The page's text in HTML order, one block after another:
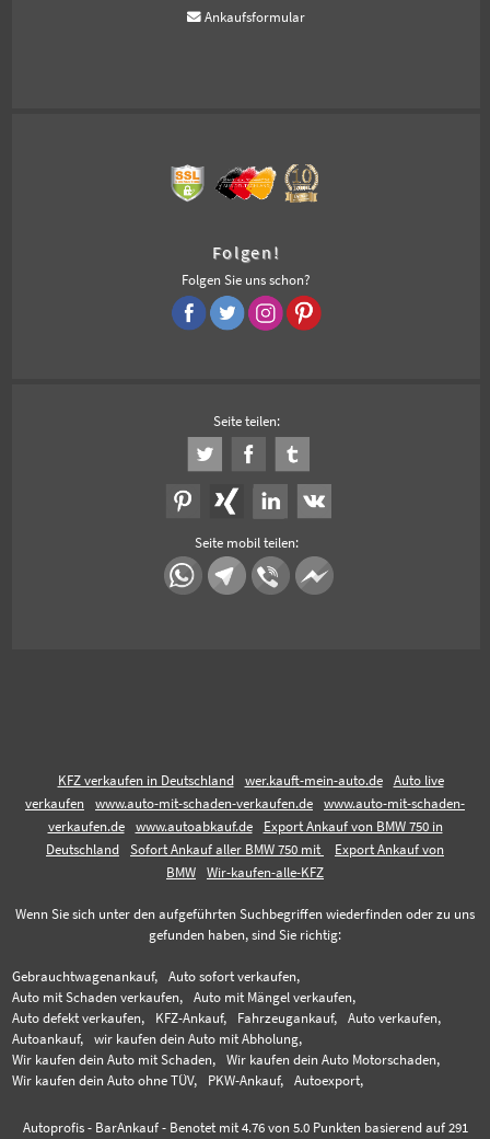
Ankaufsformular
Folgen!
Folgen Sie uns schon?
Seite teilen:
Seite mobil teilen:
KFZ verkaufen in Deutschland wer.kauft-mein-auto.de
Auto live
verkaufen
www.auto-mit-schaden-verkaufen.de
www.auto-mit-schaden-
verkaufen.de
www.autoabkauf.de
Export Ankauf von BMW 750 in
Deutschland
Sofort Ankauf aller BMW 750 mit
Export Ankauf von
BMW
Wir-kaufen-alle-KFZ
Wenn Sie sich unter den aufgeführten Suchbegriffen wiederfinden oder zu uns
gefunden haben, sind Sie richtig:
Gebrauchtwagenankauf,
Auto sofort verkaufen,
Auto mit Schaden verkaufen,
Auto mit Mängel verkaufen,
Auto defekt verkaufen,
KFZ-Ankauf, Fahrzeugankauf,
Auto verkaufen,
Autoankauf,
wir kaufen dein Auto mit Abholung,
Wir kaufen dein Auto mit Schaden,
Wir kaufen dein Auto Motorschaden,
Wir kaufen dein Auto ohne TÜV,
PKW-Ankauf, Autoexport,
Autoprofis - BarAnkauf- Benotet mit 4.76von 5.0 Punkten basierend auf 291